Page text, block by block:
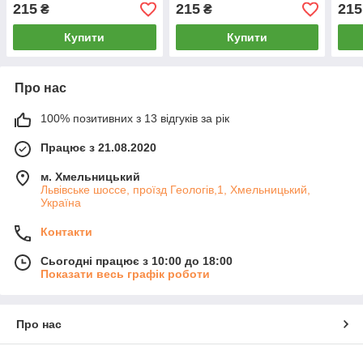
215 ₴
Купити
215₴
Купити
215
Про нас
100% позитивних з 13 відгуків за рік
Працює з 21.08.2020
м. Хмельницький
Львівське шоссе, проїзд Геологів,1, Хмельницький,
Україна
Контакти
Сьогодні працює з 10:00 до 18:00
Показати весь графік роботи
Про нас